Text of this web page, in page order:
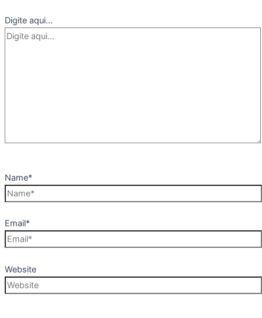
Digite aqui...
Name*
Email*
Website